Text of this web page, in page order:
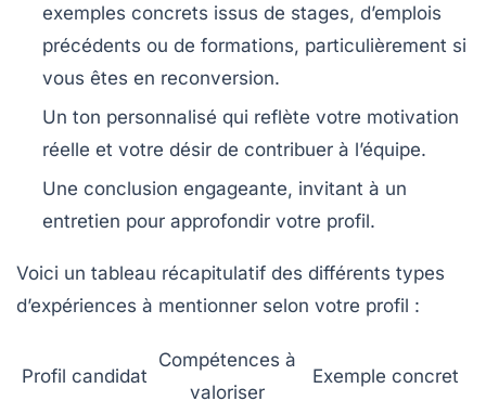
exemples concrets issus de stages, d’emplois
précédents ou de formations, particulièrement si
vous êtes en reconversion.
Un ton personnalisé qui reflète votre motivation
réelle et votre désir de contribuer à l’équipe.
Une conclusion engageante, invitant à un
entretien pour approfondir votre profil.
Voici un tableau récapitulatif des différents types
d’expériences à mentionner selon votre profil :
Profil candidat
Compétences à
valoriser
Exemple concret